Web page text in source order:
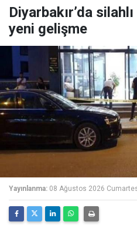
Diyarbakır’da
yeni gelişme
Yayınlanma: 08 Ağustos 2026